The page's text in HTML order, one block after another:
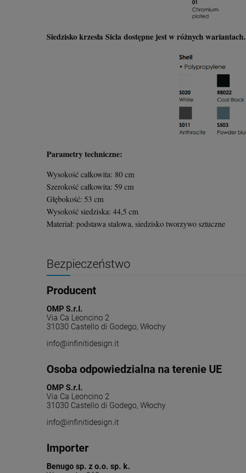
Siedzisko krzesła Sicla dostępne jest w różnych wariantach.
Parametry techniczne:
Wysokość całkowita: 80 cm
Szerokość całkowita: 59 cm
Głębokość: 53 cm
Wysokość siedziska: 44,5 cm
Materiał: podstawa stalowa, siedzisko tworzywo sztuczne
Bezpieczeństwo
Producent
OMP S.r.l.
Via Ca Leoncino 2
31030 Castello di Godego, Włochy
info@infinitidesign.it
Osoba odpowiedzialna na terenie UE
OMP S.r.l.
Via Ca Leoncino 2
31030 Castello di Godego, Włochy
info@infinitidesign.it
Importer
Benugo sp. z o.o. sp. k.